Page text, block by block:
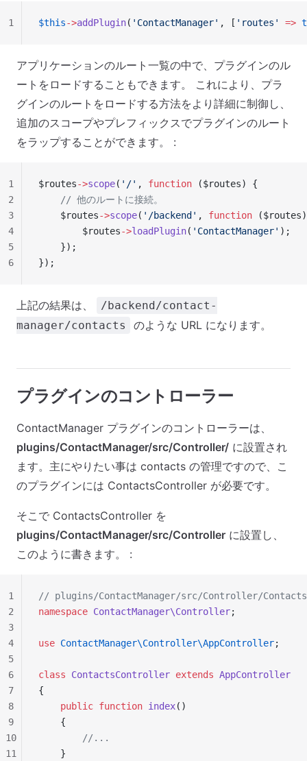
$this->addPlugin( 'ContactManager' , [ 'routes' =>
1
アプリケーションのルート一覧の中で、プラグインのル
ートをロードすることもできます。 これにより、プラ
グインのルートをロードする方法をより詳細に制御し、
追加のスコープやプレフィックスでプラグインのルート
をラップすることができます。 :
$routes->scope( '/' , function ($routes) {
    // 他のルートに接続。
    $routes
->scope( '/backend' , function
        $routes
->loadPlugin( 'ContactManager' );
    });
});
1
2
3
4
5
6
上記の結果は、
/backend/contact-
manager/contacts
のような URL になります。
プラグインのコントローラー
ContactManager プラグインのコントローラーは、
plugins/ContactManager/src/Controller/ に設置され
ます。主にやりたい事は contacts の管理ですので、こ
のプラグインには ContactsController が必要です。
そこで ContactsController を
plugins/ContactManager/src/Controller に設置し、
このように書きます。 :
// plugins/ContactManager/src/Controller/
namespace ContactManager\Controller;
use ContactManager\Controller\AppController;
class ContactsController extends AppController
{
    public
function index()
    {
        //...
    }
1
2
3
4
5
6
7
8
9
10
11